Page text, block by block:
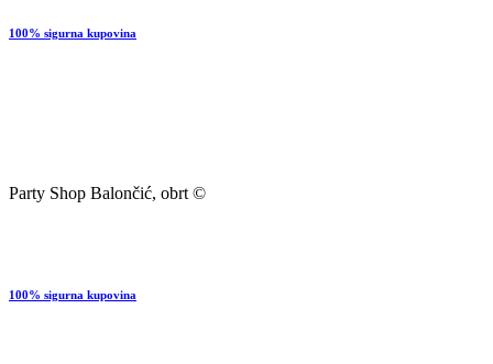
100% sigurna kupovina
Party Shop Balončić, obrt ©
100% sigurna kupovina